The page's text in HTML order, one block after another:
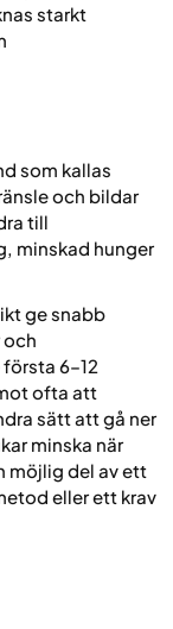
starkt
som kallas
och bildar
till
minskad hunger
ge snabb
6–12
ofta att
sätt att gå ner
minska när
möjlig del av ett
eller ett krav